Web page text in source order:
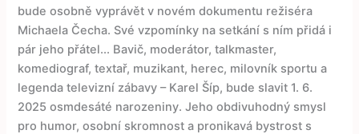
bude osobně vyprávět v novém dokumentu režiséra
Michaela Čecha. Své vzpomínky na setkání s ním přidá i
pár jeho přátel... Bavič, moderátor, talkmaster,
komediograf, textař, muzikant, herec, milovník sportu a
legenda televizní zábavy – Karel Šíp, bude slavit 1. 6.
2025 osmdesáté narozeniny. Jeho obdivuhodný smysl
pro humor, osobní skromnost a pronikavá bystrost s